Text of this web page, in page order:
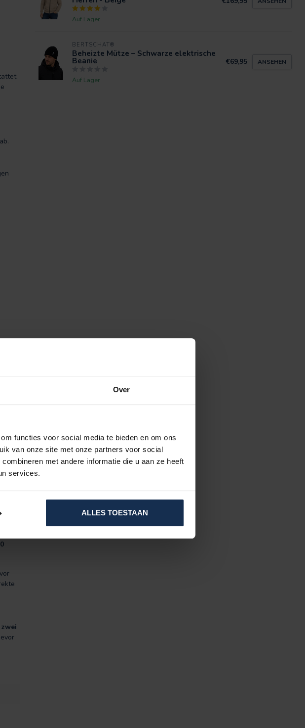
Over
functies voor social media te bieden en om ons
van onze site met onze partners voor social
met andere informatie die u aan ze heeft
services.
ALLES TOESTAAN
Auf Lager
BERTSCHAT®
Beheizte Mütze – Schwarze elektrische
Beanie
Auf Lager
€69,95 ANSEHEN